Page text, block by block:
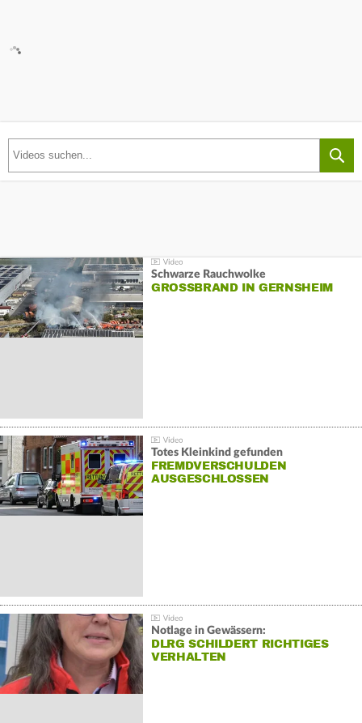
Schwarze Rauchwolke
GROSSBRAND IN GERNSHEIM
Totes Kleinkind gefunden
FREMDVERSCHULDEN
AUSGESCHLOSSEN
Notlage in Gewässern:
DLRG SCHILDERT RICHTIGES
VERHALTEN